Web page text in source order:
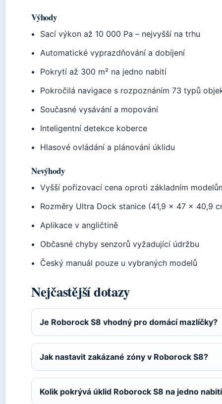
Výhody
Sací výkon až 10 000 Pa – nejvyšší na trhu
Automatické vyprazdňování a dobíjení
Pokrytí až 300 m² na jedno nabití
Pokročilá navigace s rozpoznáním 73 typů
Současné vysávání a mopování
Inteligentní detekce koberce
Hlasové ovládání a plánování úklidu
Nevýhody
Vyšší pořizovací cena oproti základním
Rozměry Ultra Dock stanice (41,9 × 47 × 40,9
Aplikace v angličtině
Občasné chyby senzorů vyžadující údržbu
Český manuál pouze u vybraných modelů
Nejčastější dotazy
Je Roborock S8 vhodný pro domácí mazlíčky?
Jak nastavit zakázané zóny v Roborock S8?
Kolik pokrývá úklid Roborock S8 na jedno